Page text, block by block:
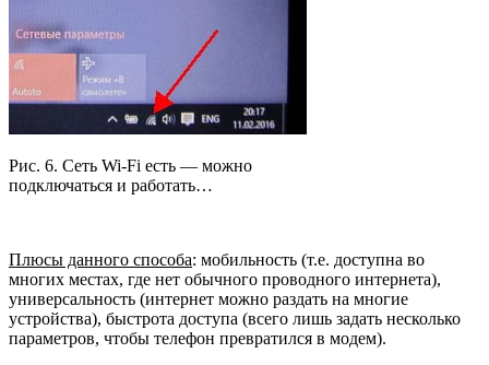
Рис. 6. Сеть Wi-Fi есть — можно
подключаться и работать…
Плюсы данного способа: мобильность (т.е. доступна во
многих местах, где нет обычного проводного интернета),
универсальность (интернет можно раздать на многие
устройства), быстрота доступа (всего лишь задать несколько
параметров, чтобы телефон превратился в модем).